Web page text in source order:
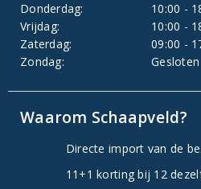
Donderdag:
10:00 -
Vrijdag:
10:00 -
Zaterdag:
09:00 -
Zondag:
Gesloten
Waarom Schaapveld?
Directe import van de
11+1 korting bij 12